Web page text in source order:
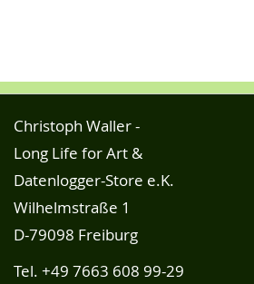
Christoph Waller -
Long Life for Art &
Datenlogger-Store e.K.
Wilhelmstraße 1
D-79098 Freiburg
Tel. +49 7663 608 99-29